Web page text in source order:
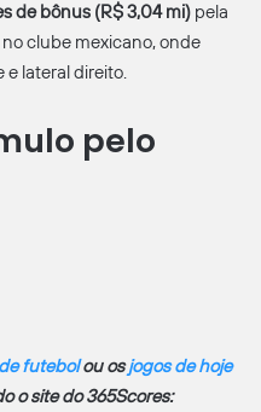
de bônus (R$ 3,04 mi) pela
clube mexicano, onde
lateral direito.
pelo
futebolou osjogos de hoje
o site do 365Scores: